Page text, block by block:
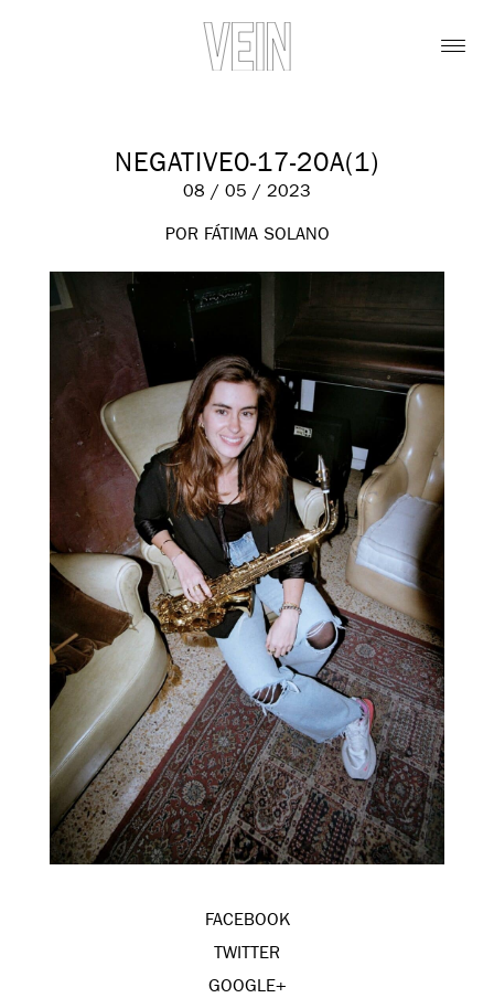
NEGATIVE0-17-20A(1)
08 / 05 / 2023
POR FÁTIMA SOLANO
FACEBOOK
TWITTER
GOOGLE+